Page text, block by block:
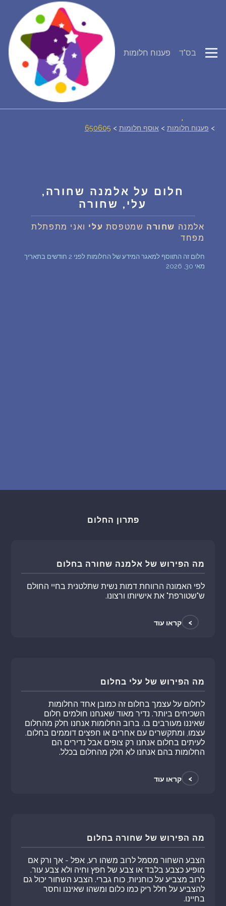
פענוח חלומות בס"ד
אוסף החלומות
רכישת אוצר החלומות$
שאלות נפוצות
פענוח חלום אנושי
> פענוח חלומות > אוסף חלומות >
650605
חלום על אלמנה שחורה,
עלי, שחורה
אלמנה שחורה שמטפסת עלי ואני מתפתלת
מפחד
חלום זה התווסף למאגר המידע של החלומות לפני 2 חודשים בתאריך
מאי 30, 2026
פתרון החלום
מה הפירוש של אלמנה שחורה בחלום
לפי האמונה הרווחת דמות נשית שתלטנית בחיי החולם
ש"שטורפת" את אישיותו ורצונו.
> קראו עוד
מה הפירוש של עלי בחלום
לחלום על עצמך בחלום זה כמובן אחד החלומות
השכיחים ביותר. נדיר מאוד שאנחנו חולמים חלום
שאיננו מעורבים בו. ברוב החלומות אנחנו חלק מהחלום
עצמו, ומתקשרים עם אחרים או חפצים דוממים בחלום.
לעיתים בחלום אנחנו רק צופים אבל נדירים הם
החלומות בהם אנחנו לא חלק מהחלום בכלל.
> קראו עוד
מה הפירוש של שחורה בחלום
הצבע השחור מסמל לרוב משהו רע, אפל - אך ורק אם
מופיע כצבע בלבד או צבע של חפץ וחיה ולא צבע עור.
לרוב מצביע על כוחניות, כוח גברי. הצבע השחור יכול גם
להצביע על חלל ריק כמו כלום ומשהו שאיננו וחסר
בחיינו.